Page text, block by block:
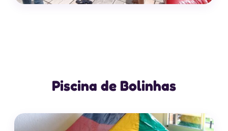
Piscina de Bolinhas